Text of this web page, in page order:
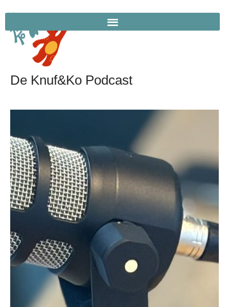
De Knuf&Ko Podcast